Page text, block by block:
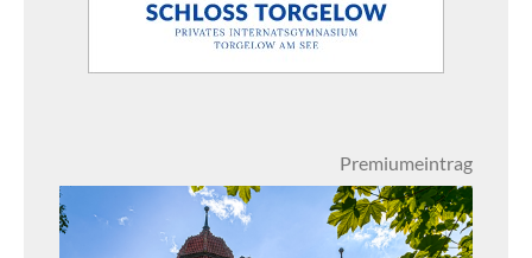
Premiumeintrag